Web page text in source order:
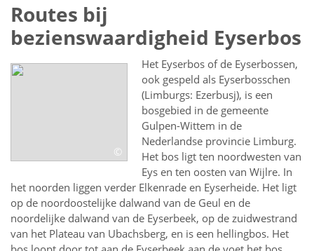
Routes bij
bezienswaardigheid Eyserbos
©
Het Eyserbos of de Eyserbossen,
ook gespeld als Eyserbosschen
(Limburgs: Ezerbusj), is een
bosgebied in de gemeente
Gulpen-Wittem in de
Nederlandse provincie Limburg.
Het bos ligt ten noordwesten van
Eys en ten oosten van Wijlre. In
het noorden liggen verder Elkenrade en Eyserheide. Het ligt
op de noordoostelijke dalwand van de Geul en de
noordelijke dalwand van de Eyserbeek, op de zuidwestrand
van het Plateau van Ubachsberg, en is een hellingbos. Het